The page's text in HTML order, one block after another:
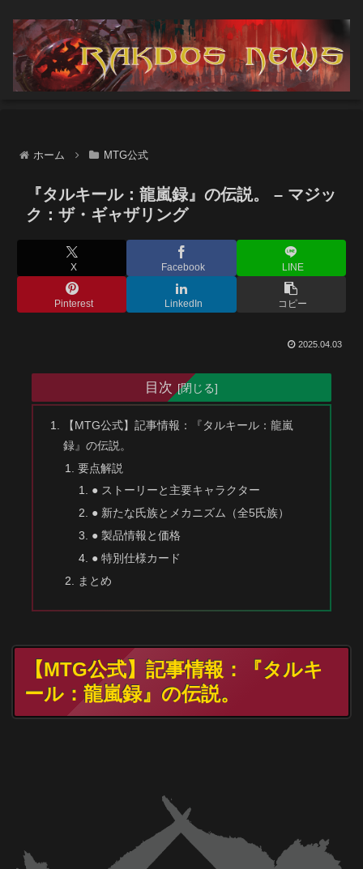
ホーム MTG公式
『タルキール：龍嵐録』の伝説。 – マジッ
ク：ザ・ギャザリング
X Facebook LINE
Pinterest LinkedIn コピー
2025.04.03
目次
【MTG公式】記事情報：『タルキール：龍嵐
録』の伝説。
要点解説
● ストーリーと主要キャラクター
● 新たな氏族とメカニズム（全5氏族）
● 製品情報と価格
● 特別仕様カード
まとめ
【MTG公式】記事情報：『タルキ
ール：龍嵐録』の伝説。